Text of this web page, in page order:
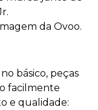
da Ovoo.
básico, peças
facilmente
e qualidade: